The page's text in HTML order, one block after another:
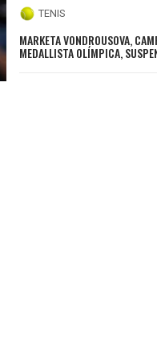
TENIS
MARKETA VONDROUSOVA,
MEDALLISTA OLÍMPICA,